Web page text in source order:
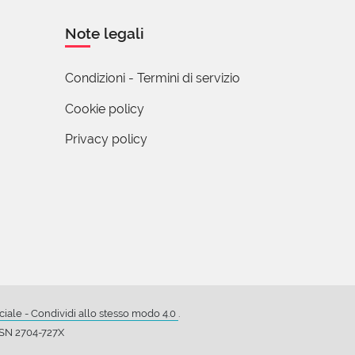
Note legali
Condizioni - Termini di servizio
Cookie policy
Privacy policy
- Condividi allo stesso modo 4.0
2704-727X